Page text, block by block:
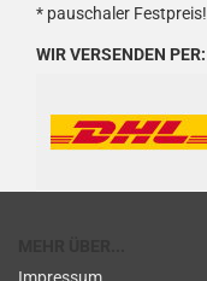
* pauschaler Festpreis!
WIR VERSENDEN PER: